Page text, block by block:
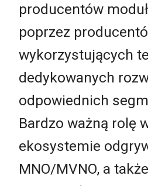
producentów
poprzez
wykorzystujących
dedykowanych
odpowiednich
Bardzo ważną rolę
ekosystemie
MNO/MVNO, a